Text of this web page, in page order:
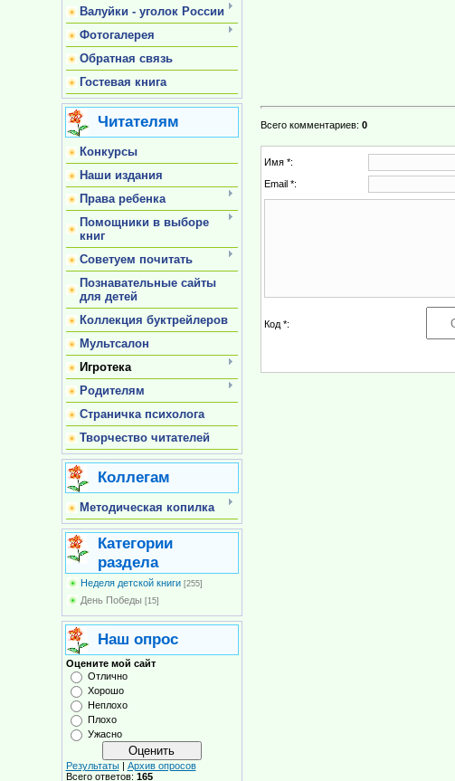
Валуйки - уголок России
Фотогалерея
Обратная связь
Гостевая книга
Читателям
Конкурсы
Наши издания
Права ребенка
Помощники в выборе
книг
Советуем почитать
Познавательные сайты
для детей
Коллекция буктрейлеров
Мультсалон
Игротека
Родителям
Страничка психолога
Творчество читателей
Коллегам
Методическая копилка
Категории
раздела
Неделя детской книги [255]
День Победы [15]
Наш опрос
Оцените мой сайт
Отлично
Хорошо
Неплохо
Плохо
Ужасно
Результаты| Архив опросов
Всего ответов: 165
Всего комментариев: 0
Имя *:
Email *:
Код *: